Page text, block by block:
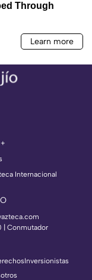
Internacional
| Conmutador
Inversionistas